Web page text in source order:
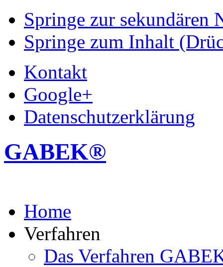
Springe zur sekundären
Springe zum Inhalt
Kontakt
Google+
Datenschutzerklärung
GABEK®
Home
Verfahren
Das Verfahren